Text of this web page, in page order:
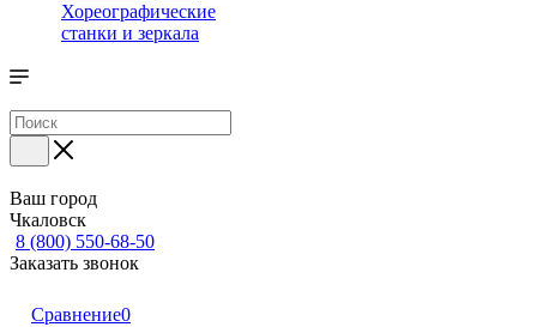
Хореографические
станки и зеркала
Ваш город
Чкаловск
8 (800) 550-68-50
Заказать звонок
Сравнение0